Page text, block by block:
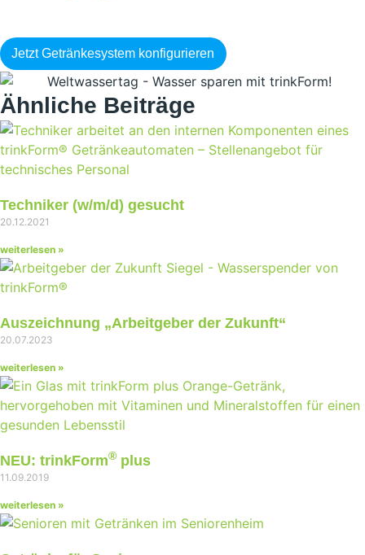
Jetzt Getränkesystem konfigurieren
Ähnliche Beiträge
Techniker (w/m/d) gesucht
20.12.2021
weiterlesen »
Auszeichnung „Arbeitgeber der Zukunft“
20.07.2023
weiterlesen »
NEU: trinkForm® plus
11.09.2019
weiterlesen »